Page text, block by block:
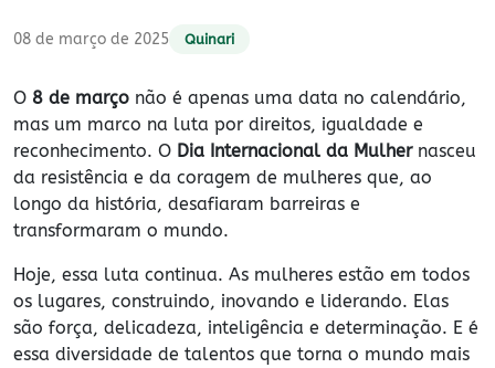
08 de março de 2025 Quinari
O 8 de março não é apenas uma data no calendário,
mas um marco na luta por direitos, igualdade e
reconhecimento. O Dia Internacional da Mulhernasceu
da resistência e da coragem de mulheres que, ao
longo da história, desafiaram barreiras e
transformaram o mundo.
Hoje, essa luta continua. As mulheres estão em todos
os lugares, construindo, inovando e liderando. Elas
são força, delicadeza, inteligência e determinação. E é
essa diversidade de talentos que torna o mundo mais